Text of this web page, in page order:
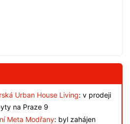
Urban House Living: v prodeji
na Praze 9
Meta Modřany: byl zahájen